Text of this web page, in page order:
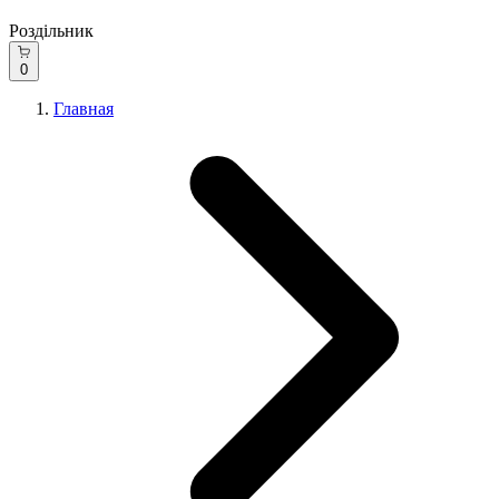
Роздільник
0
Главная